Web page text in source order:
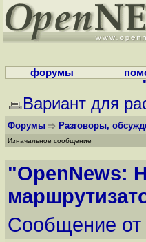
форумы
Вариант для
Форумы Разговоры,
Изначальное сообщение
"OpenNews:
Сообщение от